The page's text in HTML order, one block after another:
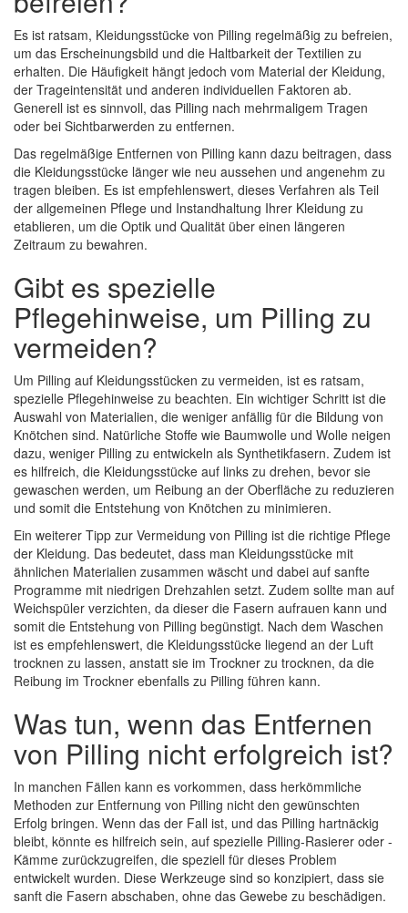
Es ist ratsam, Kleidungsstücke von Pilling regelmäßig zu befreien,
um das Erscheinungsbild und die Haltbarkeit der Textilien zu
erhalten. Die Häufigkeit hängt jedoch vom Material der Kleidung,
der Trageintensität und anderen individuellen Faktoren ab.
Generell ist es sinnvoll, das Pilling nach mehrmaligem Tragen
oder bei Sichtbarwerden zu entfernen.
Das regelmäßige Entfernen von Pilling kann dazu beitragen, dass
die Kleidungsstücke länger wie neu aussehen und angenehm zu
tragen bleiben. Es ist empfehlenswert, dieses Verfahren als Teil
der allgemeinen Pflege und Instandhaltung Ihrer Kleidung zu
etablieren, um die Optik und Qualität über einen längeren
Zeitraum zu bewahren.
Gibt es spezielle
Pflegehinweise, um Pilling zu
vermeiden?
Um Pilling auf Kleidungsstücken zu vermeiden, ist es ratsam,
spezielle Pflegehinweise zu beachten. Ein wichtiger Schritt ist die
Auswahl von Materialien, die weniger anfällig für die Bildung von
Knötchen sind. Natürliche Stoffe wie Baumwolle und Wolle neigen
dazu, weniger Pilling zu entwickeln als Synthetikfasern. Zudem ist
es hilfreich, die Kleidungsstücke auf links zu drehen, bevor sie
gewaschen werden, um Reibung an der Oberfläche zu reduzieren
und somit die Entstehung von Knötchen zu minimieren.
Ein weiterer Tipp zur Vermeidung von Pilling ist die richtige Pflege
der Kleidung. Das bedeutet, dass man Kleidungsstücke mit
ähnlichen Materialien zusammen wäscht und dabei auf sanfte
Programme mit niedrigen Drehzahlen setzt. Zudem sollte man auf
Weichspüler verzichten, da dieser die Fasern aufrauen kann und
somit die Entstehung von Pilling begünstigt. Nach dem Waschen
ist es empfehlenswert, die Kleidungsstücke liegend an der Luft
trocknen zu lassen, anstatt sie im Trockner zu trocknen, da die
Reibung im Trockner ebenfalls zu Pilling führen kann.
Was tun, wenn das Entfernen
von Pilling nicht erfolgreich ist?
In manchen Fällen kann es vorkommen, dass herkömmliche
Methoden zur Entfernung von Pilling nicht den gewünschten
Erfolg bringen. Wenn das der Fall ist, und das Pilling hartnäckig
bleibt, könnte es hilfreich sein, auf spezielle Pilling-Rasierer oder -
Kämme zurückzugreifen, die speziell für dieses Problem
entwickelt wurden. Diese Werkzeuge sind so konzipiert, dass sie
sanft die Fasern abschaben, ohne das Gewebe zu beschädigen.